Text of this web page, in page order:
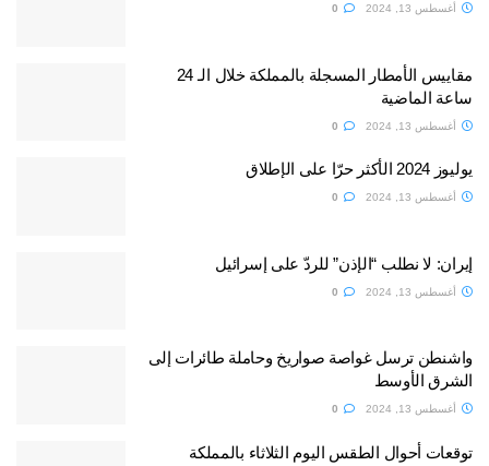
أغسطس 13, 2024
مقاييس الأمطار المسجلة بالمملكة خلال الـ 24
ساعة الماضية
أغسطس 13, 2024
يوليوز 2024 الأكثر حرّا على الإطلاق
أغسطس 13, 2024
إيران: لا نطلب “الإذن” للردّ على إسرائيل
أغسطس 13, 2024
واشنطن ترسل غواصة صواريخ وحاملة طائرات إلى
الشرق الأوسط
أغسطس 13, 2024
توقعات أحوال الطقس اليوم الثلاثاء بالمملكة